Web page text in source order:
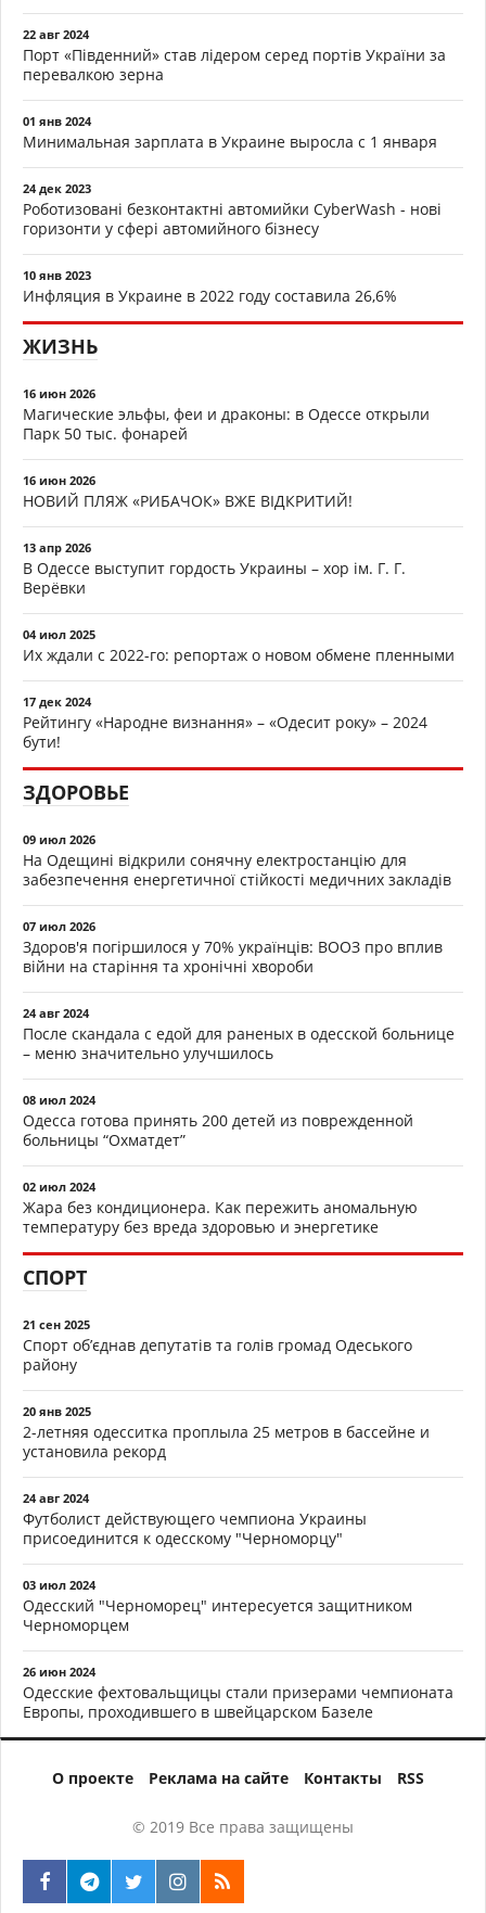
22 авг 2024
Порт «Південний» став лідером серед портів України за
перевалкою зерна
01 янв 2024
Минимальная зарплата в Украине выросла с 1 января
24 дек 2023
Роботизовані безконтактні автомийки CyberWash - нові
горизонти у сфері автомийного бізнесу
10 янв 2023
Инфляция в Украине в 2022 году составила 26,6%
ЖИЗНЬ
16 июн 2026
Магические эльфы, феи и драконы: в Одессе открыли
Парк 50 тыс. фонарей
16 июн 2026
НОВИЙ ПЛЯЖ «РИБАЧОК» ВЖЕ ВІДКРИТИЙ!
13 апр 2026
В Одессе выступит гордость Украины – хор ім. Г. Г.
Верёвки
04 июл 2025
Их ждали с 2022-го: репортаж о новом обмене пленными
17 дек 2024
Рейтингу «Народне визнання» – «Одесит року» – 2024
бути!
ЗДОРОВЬЕ
09 июл 2026
На Одещині відкрили сонячну електростанцію для
забезпечення енергетичної стійкості медичних закладів
07 июл 2026
Здоров'я погіршилося у 70% українців: ВООЗ про вплив
війни на старіння та хронічні хвороби
24 авг 2024
После скандала с едой для раненых в одесской больнице
– меню значительно улучшилось
08 июл 2024
Одесса готова принять 200 детей из поврежденной
больницы “Охматдет”
02 июл 2024
Жара без кондиционера. Как пережить аномальную
температуру без вреда здоровью и энергетике
СПОРТ
21 сен 2025
Спорт об’єднав депутатів та голів громад Одеського
району
20 янв 2025
2-летняя одесситка проплыла 25 метров в бассейне и
установила рекорд
24 авг 2024
Футболист действующего чемпиона Украины
присоединится к одесскому "Черноморцу"
03 июл 2024
Одесский "Черноморец" интересуется защитником
Черноморцем
26 июн 2024
Одесские фехтовальщицы стали призерами чемпионата
Европы, проходившего в швейцарском Базеле
О проекте Реклама на сайте Контакты RSS
© 2019 Все права защищены